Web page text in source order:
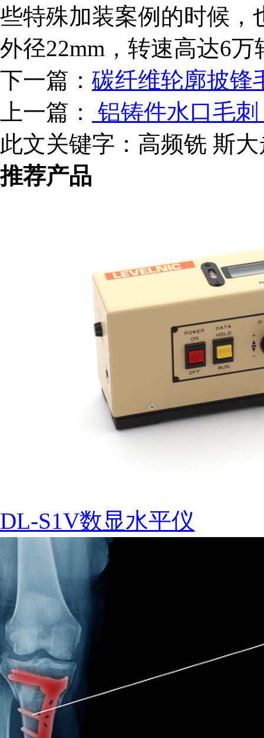
些特殊加装案例的时候，
外径22mm，转速高达6
下一篇： 碳纤维轮廓披锋
上一篇：
铝铸件水口毛
此文关键字： 高频铣 斯
推荐产品
DL-S1V数显水平仪